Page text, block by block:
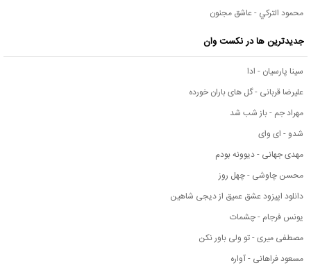
محمود التركي - عاشق مجنون
جدیدترین ها در نکست وان
سینا پارسیان - ادا
علیرضا قربانی - گل های باران خورده
مهراد جم - باز شب شد
شدو - ای وای
مهدی جهانی - دیوونه بودم
محسن چاوشی - چهل روز
دانلود اپیزود عشق عمیق از دیجی شاهین
یونس فرجام - چشمات
مصطفی میری - تو ولی باور نکن
مسعود فراهانی - آواره